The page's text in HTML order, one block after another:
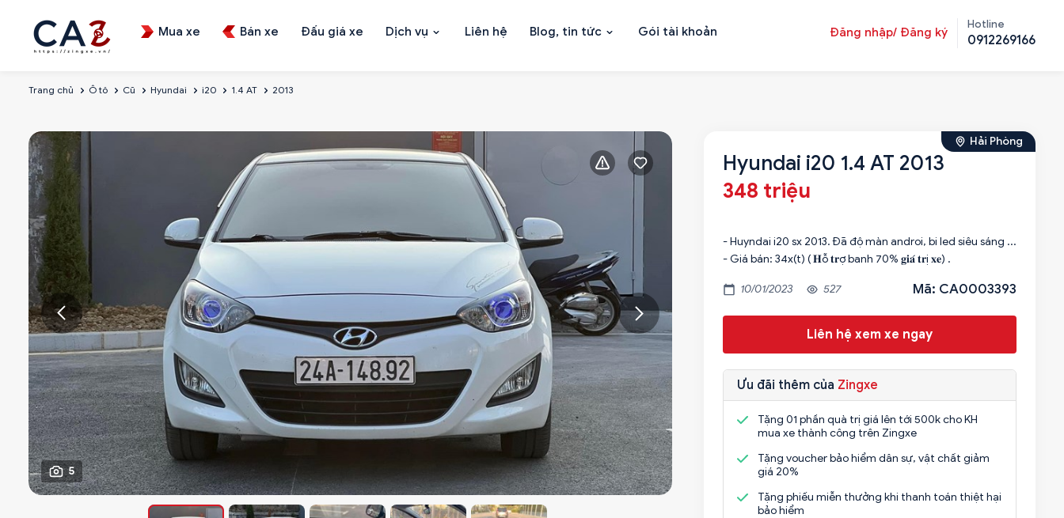
Mua xe Bán xe Đấu giá xe Dịch vụ Liên hệ Blog, tin tức Gói tài khoản Đăng nhập/ Đăng ký
Hotline
0912269166
Trang chủ Ô tô Cũ Hyundai i20 1.4 AT 2013
5
Hải Phòng
Hyundai i20 1.4 AT 2013
348 triệu
- Huyndai i20 sx 2013. Đã độ màn androi, bi led siêu sáng ...
- Giá bán: 34x(t) ( 𝐇ỗ 𝐭𝐫ợ banh 70% 𝐠𝐢𝐚́ 𝐭𝐫ị 𝐱𝐞) .
10/01/2023 527 Mã: CA0003393
Liên hệ xem xe ngay
Ưu đãi thêm của Zingxe
Tặng 01 phần quà trị giá lên tới 500k cho KH
mua xe thành công trên Zingxe
Tặng voucher bảo hiểm dân sự, vật chất giảm
giá 20%
Tặng phiếu miễn thưởng khi thanh toán thiệt hại
bảo hiểm